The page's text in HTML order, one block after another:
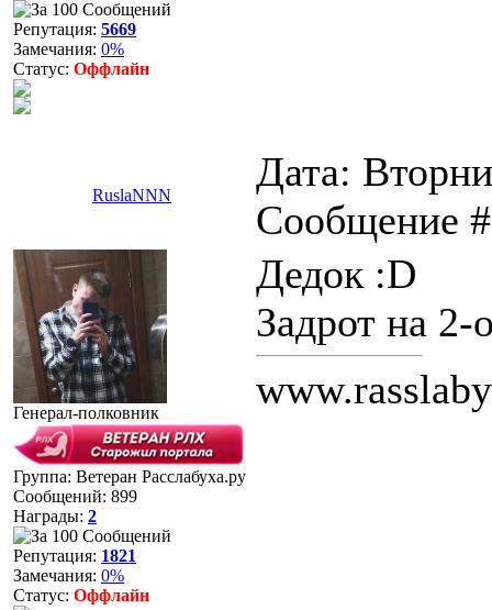
Репутация: 5669
Замечания: 0%
Статус: Оффлайн
RuslaNNN
Дата:
Сообщение
Генерал-полковник
Группа: Ветеран Расслабуха.ру
Сообщений: 899
Награды: 2
Репутация: 1821
Замечания: 0%
Статус: Оффлайн
Дедок :D
Задрот на